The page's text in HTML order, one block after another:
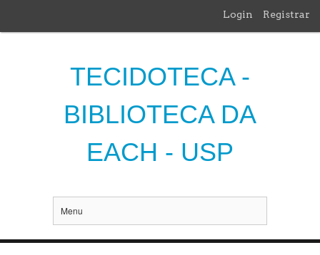
Login Registrar
TECIDOTECA -
BIBLIOTECA DA
EACH - USP
Menu